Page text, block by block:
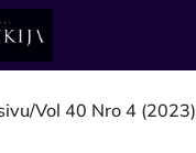
/Vol 40 Nro 4 (2023)